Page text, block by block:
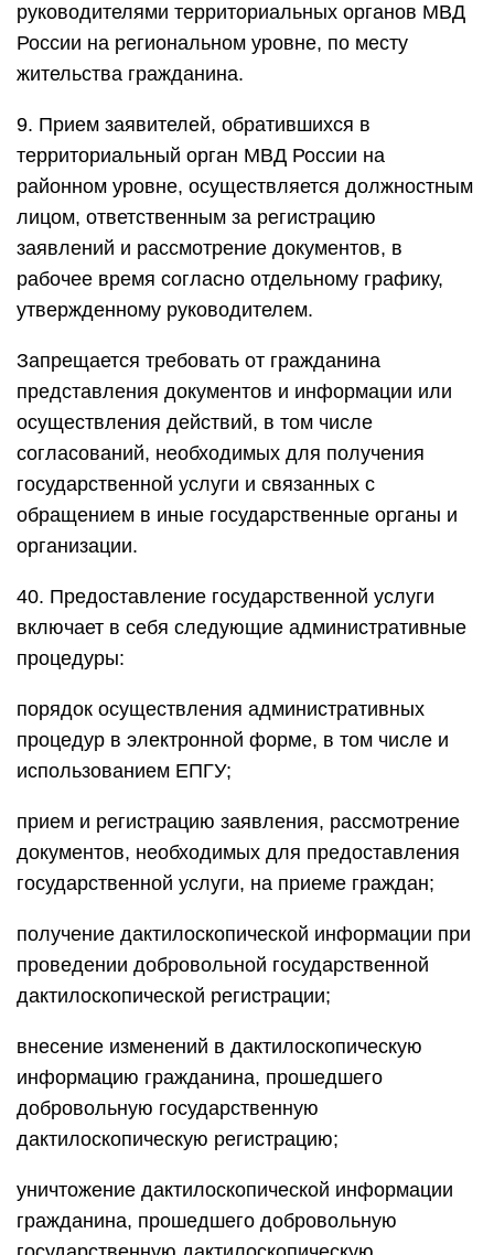
руководителями территориальных органов МВД
России на региональном уровне, по месту
жительства гражданина.
9. Прием заявителей, обратившихся в
территориальный орган МВД России на
районном уровне, осуществляется должностным
лицом, ответственным за регистрацию
заявлений и рассмотрение документов, в
рабочее время согласно отдельному графику,
утвержденному руководителем.
Запрещается требовать от гражданина
представления документов и информации или
осуществления действий, в том числе
согласований, необходимых для получения
государственной услуги и связанных с
обращением в иные государственные органы и
организации.
40. Предоставление государственной услуги
включает в себя следующие административные
процедуры:
порядок осуществления административных
процедур в электронной форме, в том числе и
использованием ЕПГУ;
прием и регистрацию заявления, рассмотрение
документов, необходимых для предоставления
государственной услуги, на приеме граждан;
получение дактилоскопической информации при
проведении добровольной государственной
дактилоскопической регистрации;
внесение изменений в дактилоскопическую
информацию гражданина, прошедшего
добровольную государственную
дактилоскопическую регистрацию;
уничтожение дактилоскопической информации
гражданина, прошедшего добровольную